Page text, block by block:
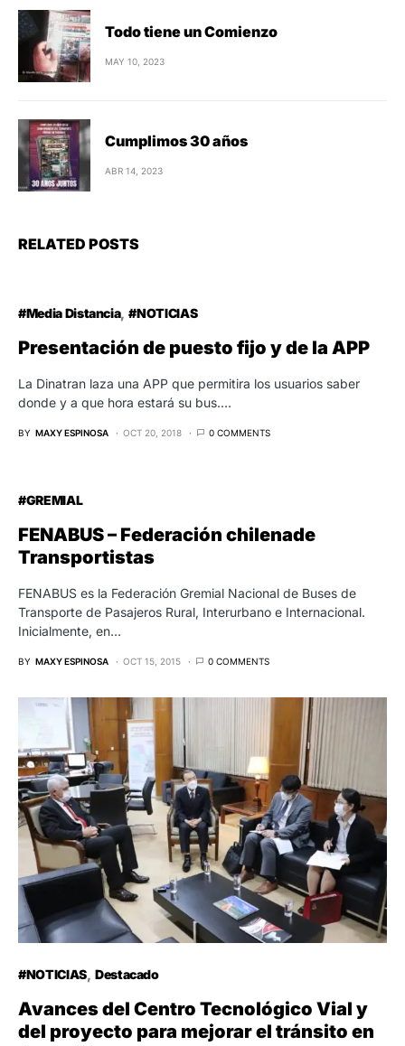
Todo tiene un Comienzo
MAY 10, 2023
Cumplimos 30 años
ABR 14, 2023
RELATED POSTS
#Media Distancia #NOTICIAS
Presentación de puesto fijo y de la APP
La Dinatran laza una APP que permitira los usuarios saber
donde y a que hora estará su bus.…
BY MAXY ESPINOSA OCT 20, 2018 0 COMMENTS
#GREMIAL
FENABUS – Federación chilenade
Transportistas
FENABUS es la Federación Gremial Nacional de Buses de
Transporte de Pasajeros Rural, Interurbano e Internacional.
Inicialmente, en…
BY MAXY ESPINOSA OCT 15, 2015 0 COMMENTS
#NOTICIAS Destacado
Avances del Centro Tecnológico Vial y
del proyecto para mejorar el tránsito en